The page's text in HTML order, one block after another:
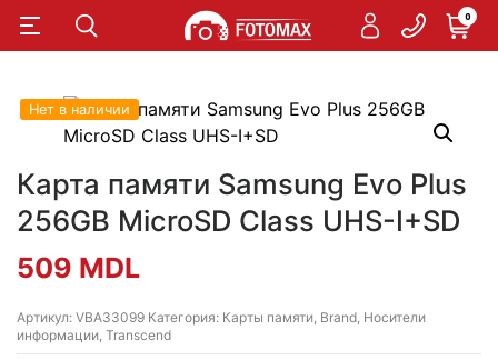
0
Нет в наличии
Карта памяти Samsung Evo Plus
256GB MicroSD Class UHS-I+SD
509 MDL
Артикул: VBA33099 Категория: Карты памяти, Brand, Носители
информации, Transcend